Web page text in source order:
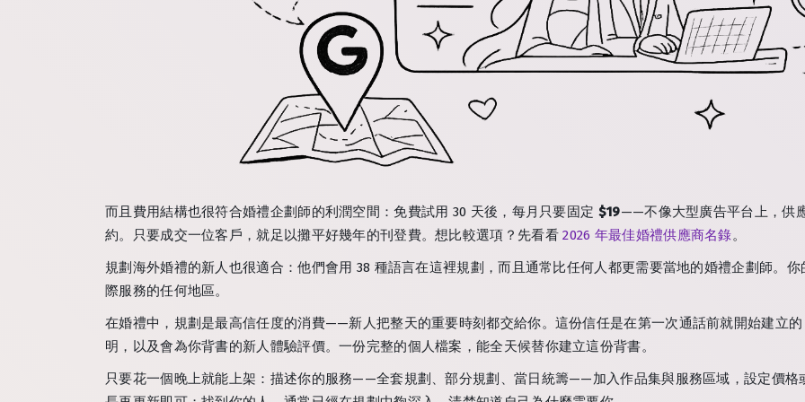
而且費用結構也很符合婚禮企劃師的利潤空間：免費試用 30 天後，每月只要固定 $19——不像大型廣告平台上，供
約。只要成交一位客戶，就足以攤平好幾年的刊登費。想比較選項？先看看2026 年最佳婚禮供應商名錄。
規劃海外婚禮的新人也很適合：他們會用 38 種語言在這裡規劃，而且通常比任何人都更需要當地的婚禮企劃師。
際服務的任何地區。
在婚禮中，規劃是最高信任度的消費——新人把整天的重要時刻都交給你。這份信任是在第一次通話前就開始建立
明，以及會為你背書的新人體驗評價。一份完整的個人檔案，能全天候替你建立這份背書。
只要花一個晚上就能上架：描述你的服務——全套規劃、部分規劃、當日統籌——加入作品集與服務區域，設定價格